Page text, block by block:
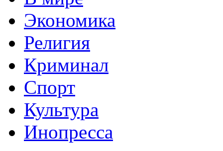
Экономика
Религия
Криминал
Спорт
Культура
Инопресса